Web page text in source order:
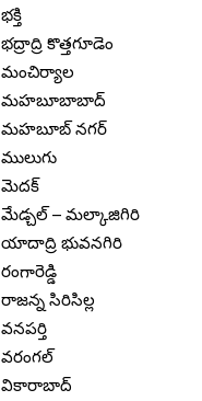
భక్తి
భద్రాద్రి కొత్తగూడెం
మంచిర్యాల
మహబూబాబాద్
మహబూబ్ నగర్
ములుగు
మెదక్
మేడ్చల్ – మల్కాజిగిరి
యాదాద్రి భువనగిరి
రంగారెడ్డి
రాజన్న సిరిసిల్ల
వనపర్తి
వరంగల్
వికారాబాద్